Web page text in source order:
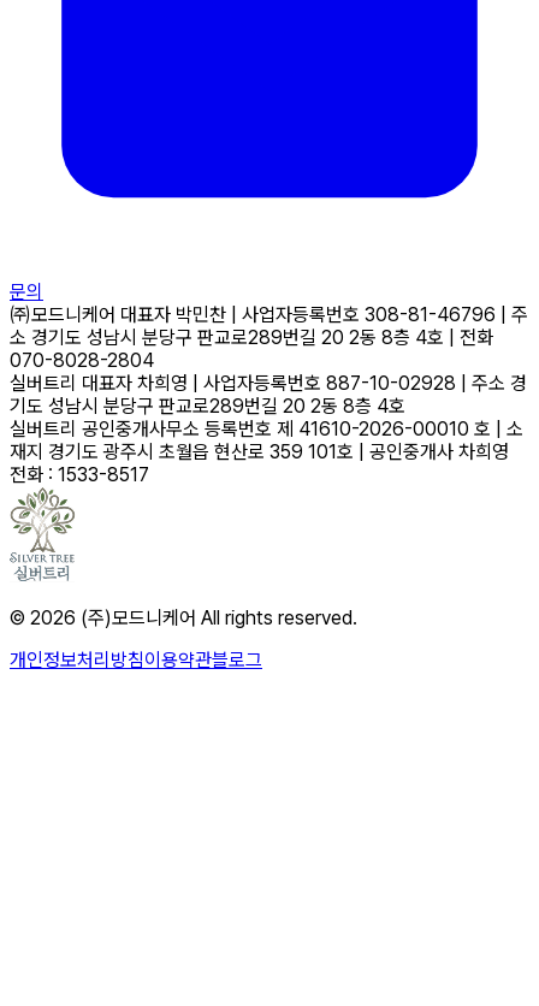
문의
㈜모드니케어 대표자 박민찬 사업자등록번호 308-81-46796
주
소 경기도 성남시 분당구 판교로289번길 20 2동 8층 4호
전화
070-8028-2804
실버트리 대표자 차희영 사업자등록번호 887-10-02928 주소 경
기도 성남시 분당구 판교로289번길 20 2동 8층 4호
실버트리 공인중개사무소 등록번호 제 41610-2026-00010 호
소
재지 경기도 광주시 초월읍 현산로 359 101호 공인중개사 차희영
전화 : 1533-8517
© 2026 (주)모드니케어 All rights reserved.
개인정보처리방침이용약관블로그